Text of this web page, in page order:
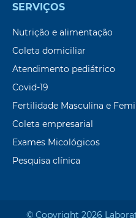
SERVIÇOS
Nutrição e alimentação
Coleta domiciliar
Atendimento pediátrico
Covid-19
Fertilidade Masculina e
Coleta empresarial
Exames Micológicos
Pesquisa clínica
© Copyright 2026